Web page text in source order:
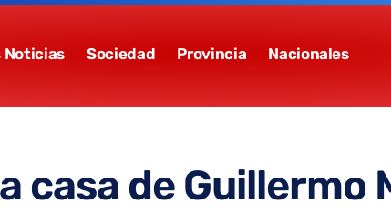
Noticias Sociedad Provincia Nacionales
casa de Guillermo